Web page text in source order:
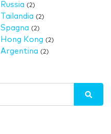
Russia (2)
Tailandia (2)
Spagna (2)
Hong Kong (2)
Argentina (2)